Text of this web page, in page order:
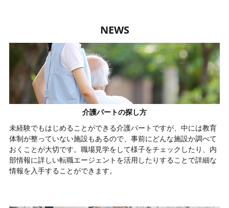
NEWS
介護パートの探し方
未経験でもはじめることができる介護パートですが、中には教育
体制が整っていない施設もあるので、事前にどんな施設か調べて
おくことが大切です。職場見学をして様子をチェックしたり、内
部情報に詳しい転職エージェントを活用したりすることで詳細な
情報を入手することができます。